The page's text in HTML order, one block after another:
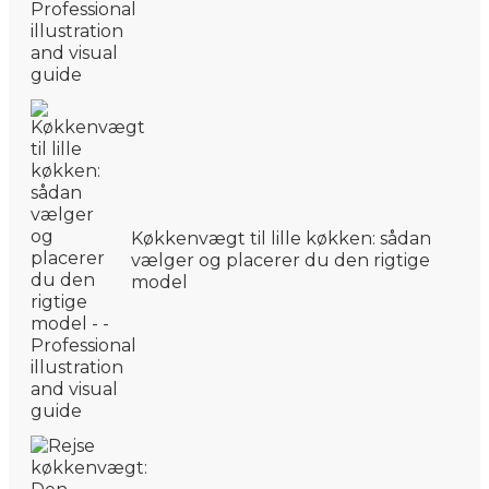
Køkkenvægt til lille køkken: sådan
vælger og placerer du den rigtige
model